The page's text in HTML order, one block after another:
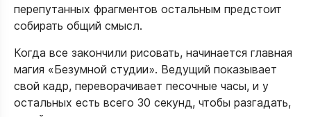
перепутанных фрагментов остальным предстоит
собирать общий смысл.
Когда все закончили рисовать, начинается главная
магия «Безумной студии». Ведущий показывает
свой кадр, переворачивает песочные часы, и у
остальных есть всего 30 секунд, чтобы разгадать,